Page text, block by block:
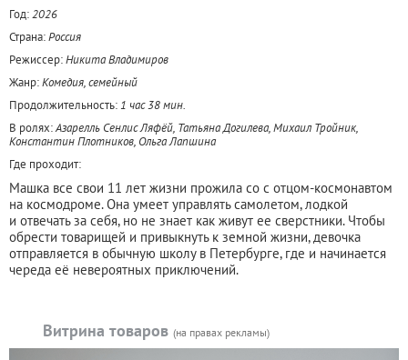
Год:2026
Страна:Россия
Режиссер:Никита Владимиров
Жанр:Комедия, семейный
Продолжительность: 1 час 38 мин.
В ролях:Азарелль Сенлис Ляфёй, Татьяна Догилева, Михаил Тройник,
Константин Плотников, Ольга Лапшина
Где проходит:
Машка все свои 11 лет жизни прожила со с отцом-космонавтом
на космодроме. Она умеет управлять самолетом, лодкой
и отвечать за себя, но не знает как живут ее сверстники. Чтобы
обрести товарищей и привыкнуть к земной жизни, девочка
отправляется в обычную школу в Петербурге, где и начинается
череда её невероятных приключений.
Витрина товаров (на правах рекламы)